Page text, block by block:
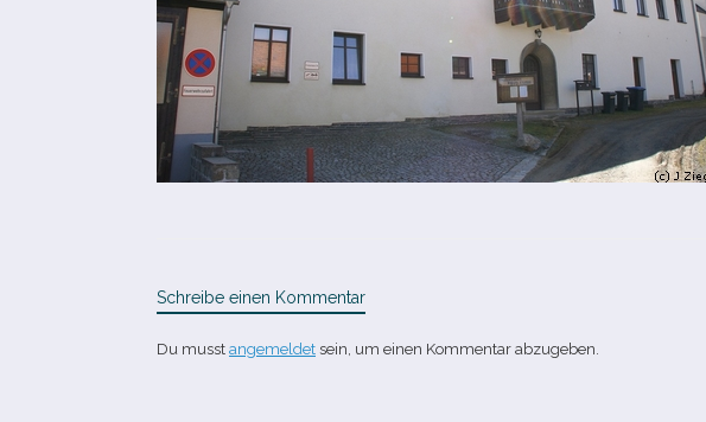
Schreibe einen Kommentar
Du musst angemeldet sein, um einen Kommentar abzugeben.